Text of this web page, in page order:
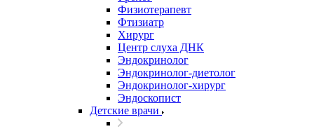
Физиотерапевт
Фтизиатр
Хирург
Центр слуха ДНК
Эндокринолог
Эндокринолог-диетолог
Эндокринолог-хирург
Эндоскопист
Детские врачи